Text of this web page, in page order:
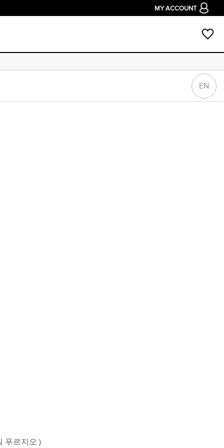
MY ACCOUNT
EN
푸르지오 )